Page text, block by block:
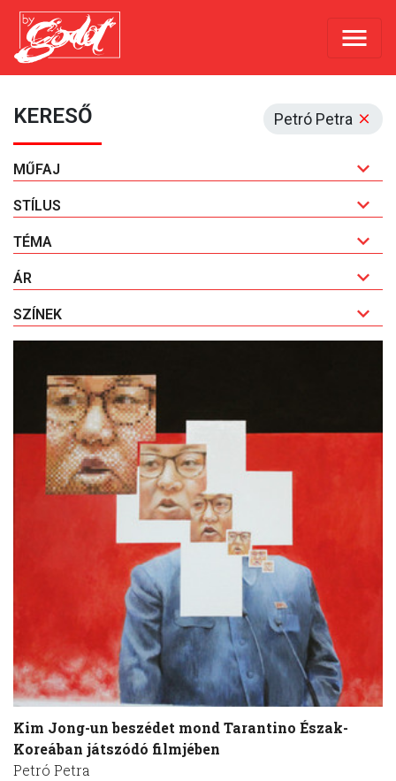
Petró Petra
KERESŐ
MŰFAJ
STÍLUS
TÉMA
ÁR
SZÍNEK
Kim Jong-un beszédet mond Tarantino Észak-
Koreában játszódó filmjében
Petró Petra